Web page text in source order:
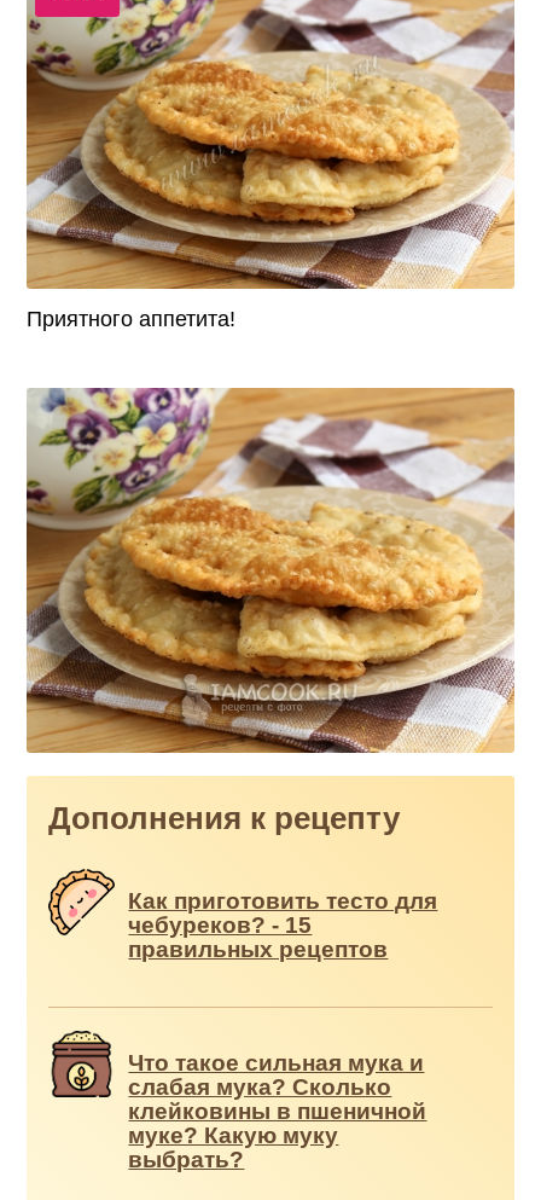
Приятного аппетита!
Дополнения к рецепту
Как приготовить тесто для
чебуреков? - 15
правильных рецептов
Что такое сильная мука и
слабая мука? Сколько
клейковины в пшеничной
муке? Какую муку
выбрать?